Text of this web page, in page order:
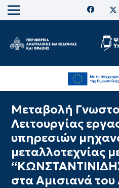
Μεταβολή
Λειτουργίας
υπηρεσιών
μεταλλοτεχνίας
στα Αμισιανά